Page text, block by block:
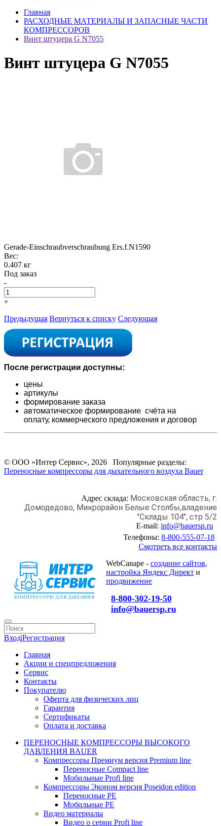
Главная
РАСХОДНЫЕ МАТЕРИАЛЫ И ЗАПАСНЫЕ ЧАСТИ
КОМПРЕССОРОВ
Винт штуцера G N7055
Винт штуцера G N7055
Gerade-Einschraubverschraubung Ers.f.N1590
Вес:
0.407 кг
Под заказ
-
+
Предыдущая Вернуться к списку Следующая
После регистрации доступны:
цены
артикулы
формирование заказа
автоматическое формирование счёта на
оплату, коммерческого предложения и договор
© ООО «Интер Сервис», 2026 Популярные разделы:
Переносные компрессоры для дыхательного воздуха Bauer
Адрес склада: Московская область, г.
Домодедово, Микрорайон Белые Столбы,владение
"Склады 104", стр 5/2
E-mail: info@bauersp.ru
Телефоны: 8-800-555-07-18
Смотреть все контакты
WebCanape - создание сайтов,
настройка Яндекс Директ и
продвижение
8-800-302-19-50
info@bauersp.ru
Вход|Регистрация
Главная
Акции и спецпредложения
Сервис
Контакты
Покупателю
Оферта для физических лиц
Гарантия
Сертификаты
Оплата и доставка
ПЕРЕНОСНЫЕ КОМПРЕССОРЫ ВЫСОКОГО
ДАВЛЕНИЯ BAUER
Компрессоры Премиум версия Premium line
Переносные Compact line
Мобильные Profi line
Компрессоры Эконом версия Poseidon edition
Переносные PE
Мобильные PE
Видео материалы
Видео о серии Profi line